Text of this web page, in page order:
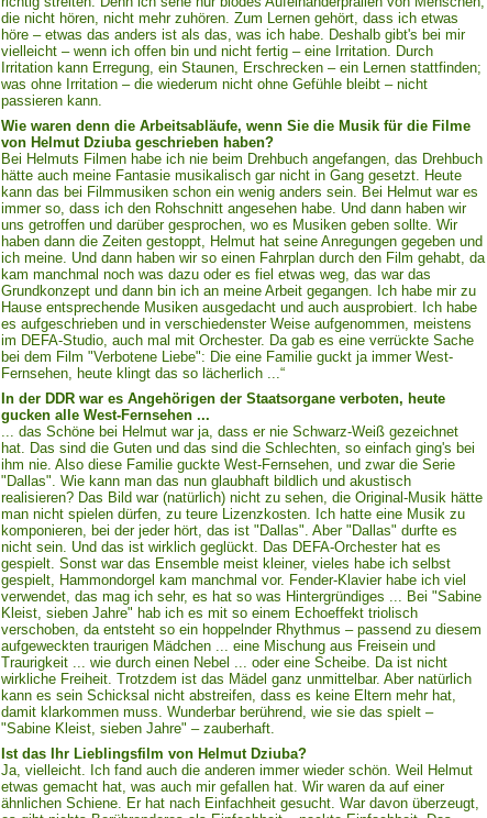
die nicht hören, nicht mehr zuhören. Zum Lernen gehört, dass ich etwas
höre – etwas das anders ist als das, was ich habe. Deshalb gibt's bei mir
vielleicht – wenn ich offen bin und nicht fertig – eine Irritation. Durch
Irritation kann Erregung, ein Staunen, Erschrecken – ein Lernen stattfinden;
was ohne Irritation – die wiederum nicht ohne Gefühle bleibt – nicht
passieren kann.
Wie waren denn die Arbeitsabläufe, wenn Sie die Musik für die Filme
von Helmut Dziuba geschrieben haben?
Bei Helmuts Filmen habe ich nie beim Drehbuch angefangen, das Drehbuch
hätte auch meine Fantasie musikalisch gar nicht in Gang gesetzt. Heute
kann das bei Filmmusiken schon ein wenig anders sein. Bei Helmut war es
immer so, dass ich den Rohschnitt angesehen habe. Und dann haben wir
uns getroffen und darüber gesprochen, wo es Musiken geben sollte. Wir
haben dann die Zeiten gestoppt, Helmut hat seine Anregungen gegeben und
ich meine. Und dann haben wir so einen Fahrplan durch den Film gehabt, da
kam manchmal noch was dazu oder es fiel etwas weg, das war das
Grundkonzept und dann bin ich an meine Arbeit gegangen. Ich habe mir zu
Hause entsprechende Musiken ausgedacht und auch ausprobiert. Ich habe
es aufgeschrieben und in verschiedenster Weise aufgenommen, meistens
im DEFA-Studio, auch mal mit Orchester. Da gab es eine verrückte Sache
bei dem Film "Verbotene Liebe": Die eine Familie guckt ja immer West-
Fernsehen, heute klingt das so lächerlich ...“
In der DDR war es Angehörigen der Staatsorgane verboten, heute
gucken alle West-Fernsehen ...
... das Schöne bei Helmut war ja, dass er nie Schwarz-Weiß gezeichnet
hat. Das sind die Guten und das sind die Schlechten, so einfach ging's bei
ihm nie. Also diese Familie guckte West-Fernsehen, und zwar die Serie
"Dallas". Wie kann man das nun glaubhaft bildlich und akustisch
realisieren? Das Bild war (natürlich) nicht zu sehen, die Original-Musik hätte
man nicht spielen dürfen, zu teure Lizenzkosten. Ich hatte eine Musik zu
komponieren, bei der jeder hört, das ist "Dallas". Aber "Dallas" durfte es
nicht sein. Und das ist wirklich geglückt. Das DEFA-Orchester hat es
gespielt. Sonst war das Ensemble meist kleiner, vieles habe ich selbst
gespielt, Hammondorgel kam manchmal vor. Fender-Klavier habe ich viel
verwendet, das mag ich sehr, es hat so was Hintergründiges ... Bei "Sabine
Kleist, sieben Jahre" hab ich es mit so einem Echoeffekt triolisch
verschoben, da entsteht so ein hoppelnder Rhythmus – passend zu diesem
aufgeweckten traurigen Mädchen ... eine Mischung aus Freisein und
Traurigkeit ... wie durch einen Nebel ... oder eine Scheibe. Da ist nicht
wirkliche Freiheit. Trotzdem ist das Mädel ganz unmittelbar. Aber natürlich
kann es sein Schicksal nicht abstreifen, dass es keine Eltern mehr hat,
damit klarkommen muss. Wunderbar berührend, wie sie das spielt –
"Sabine Kleist, sieben Jahre" – zauberhaft.
Ist das Ihr Lieblingsfilm von Helmut Dziuba?
Ja, vielleicht. Ich fand auch die anderen immer wieder schön. Weil Helmut
etwas gemacht hat, was auch mir gefallen hat. Wir waren da auf einer
ähnlichen Schiene. Er hat nach Einfachheit gesucht. War davon überzeugt,